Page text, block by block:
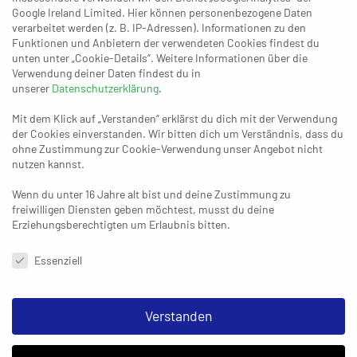
(44.). Dieser Anschluss-Treffer war das Signal für eine extrem
abwechslungsreiche Schlussphase, in der beide Seiten hätten
gewinnen können.
Philip Schneider (48.), Mats Wolf (48.) und Justin Kauwetter
(50.) machten aus dem Rückstand eine 22:21-Führung, die
Remscheid durch Yannik Faust (51.) und Pascal Schiewe (51.)
zum 23:22 konterte. Ab jetzt musste Korschenbroich wieder
hinterherrennen, weil die HG stets einen Treffer vorlegte –
zwar den Siebenmeter zum 27:27 (59.), doch die Überzahl für
die restlichen 74 Sekunden nach der Roten Karte gegen
„Wir hätten gerne beide Punkte mitgenommen“, fand TVK-
erkannte. Damit meinte er in erster Linie Pascal Schiewe und
noch viel mehr Michael Heimannsfeld, der mit seinen zehn
Treffern erneut der beste Werfer der Hausherren war.
Google Ireland Limited. Hier können personenbezogene Daten
verarbeitet werden (z. B. IP-Adressen). Informationen zu den
Funktionen und Anbietern der verwendeten Cookies findest du
unten unter „Cookie-Details“. Weitere Informationen über die
Verwendung deiner Daten findest du in
unserer Datenschutzerklärung.
Mit dem Klick auf „Verstanden“ erklärst du dich mit der Verwendung
der Cookies einverstanden. Wir bitten dich um Verständnis, dass du
ohne Zustimmung zur Cookie-Verwendung unser Angebot nicht
nutzen kannst.
Wenn du unter 16 Jahre alt bist und deine Zustimmung zu
freiwilligen Diensten geben möchtest, musst du deine
Erziehungsberechtigten um Erlaubnis bitten.
Datenschutzeinstellungen & Nutzungsbedingungen
Essenziell
Verstanden